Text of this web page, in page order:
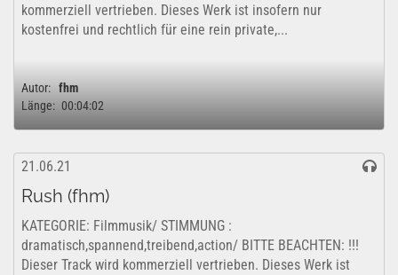
kommerziell vertrieben. Dieses Werk ist insofern nur
kostenfrei und rechtlich für eine rein private,...
Autor: fhm
Länge: 00:04:02
21.06.21
Rush (fhm)
KATEGORIE: Filmmusik/ STIMMUNG :
dramatisch,spannend,treibend,action/ BITTE BEACHTEN: !!!
Dieser Track wird kommerziell vertrieben. Dieses Werk ist